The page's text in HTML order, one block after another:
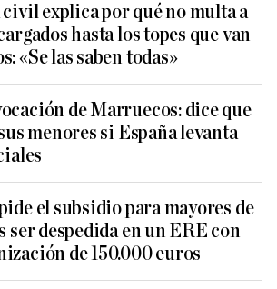
explica por qué no multa a
hasta los topes que van
«Se las saben todas»
de Marruecos: dice que
menores si España levanta
el subsidio para mayores de
ser despedida en un ERE con
de 150.000 euros